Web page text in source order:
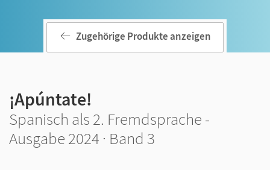
Zugehörige Produkte anzeigen
¡Apúntate!
Spanisch als 2. Fremdsprache -
Ausgabe 2024 · Band 3